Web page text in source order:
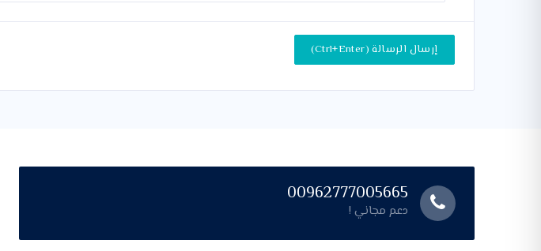
إرسال الرسالة (Ctrl+Enter)
00962777005665
دعم مجاني !